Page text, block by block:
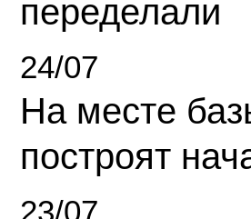
переделали
24/07
На месте
построят
23/07